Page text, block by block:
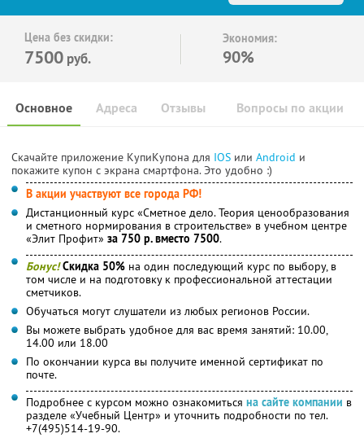
Цена без скидки:
7500 руб.
Экономия:
90%
Основное Отзывы Вопросы по акции
Адреса
Скачайте приложение КупиКупона для IOS или Android и
покажите купон с экрана смартфона. Это удобно :)
В акции участвуют все города РФ!
Дистанционный курс «Сметное дело. Теория ценообразования
и сметного нормирования в строительстве» в учебном центре
«Элит Профит» за 750 р. вместо 7500.
Бонус! Скидка 50% на один последующий курс по выбору, в
том числе и на подготовку к профессиональной аттестации
сметчиков.
Обучаться могут слушатели из любых регионов России.
Вы можете выбрать удобное для вас время занятий: 10.00,
14.00 или 18.00
По окончании курса вы получите именной сертификат по
почте.
Подробнее с курсом можно ознакомиться на сайте компании в
разделе «Учебный Центр» и уточнить подробности по тел.
+7(495)514-19-90.